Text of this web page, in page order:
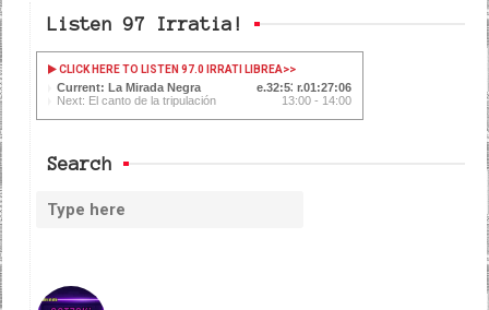
Listen 97 Irratia!
CLICK HERE TO LISTEN 97.0 IRRATI LIBREA>>
Current: La Mirada Negra 32:54 01:27:05
Next: El canto de la tripulación
13:00 - 14:00
Search